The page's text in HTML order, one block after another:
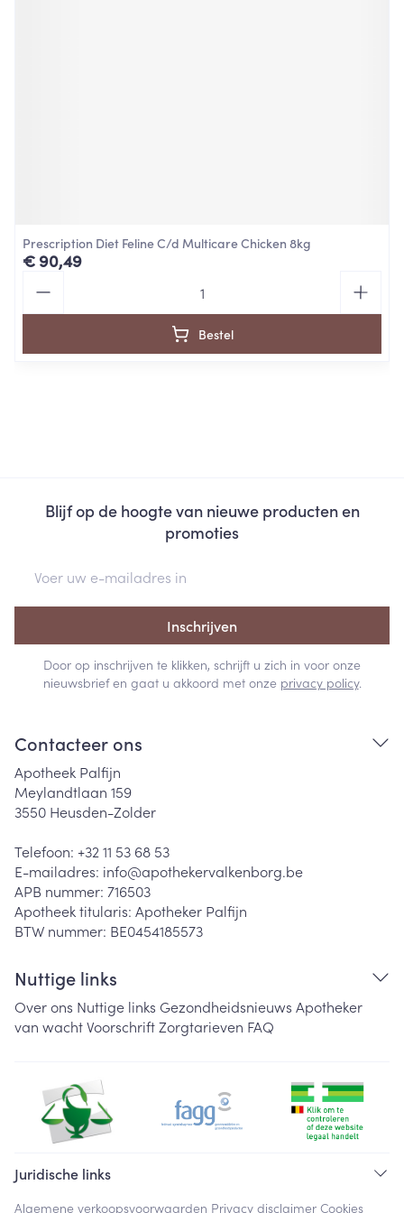
Prescription Diet Feline C/d Multicare Chicken 8kg
€ 90,49
Bestel
Blijf op de hoogte van nieuwe producten en
promoties
Inschrijven
Door op inschrijven te klikken, schrijft u zich in voor onze
nieuwsbrief en gaat u akkoord met onze privacy policy.
Contacteer ons
Apotheek Palfijn
Meylandtlaan 159
3550 Heusden-Zolder
Telefoon: +32 11 53 68 53
E-mailadres: info@apothekervalkenborg.be
APB nummer: 716503
Apotheek titularis: Apotheker Palfijn
BTW nummer: BE0454185573
Nuttige links
Over ons Nuttige links Gezondheidsnieuws Apotheker
van wachtVoorschriftZorgtarieven FAQ
Juridische links
Algemene verkoopsvoorwaarden Privacy disclaimer Cookies